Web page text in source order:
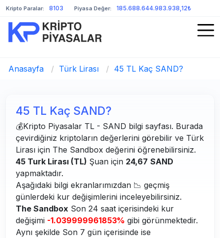
Kripto Paralar: 8103 Piyasa Değer: 185.688.644.983.938,12₺
Anasayfa / Türk Lirası / 45 TL Kaç SAND?
45 TL Kaç SAND?
💰Kripto Piyasalar TL - SAND bilgi sayfası. Burada
çevirdiğiniz kriptoların değerlerini görebilir ve Türk
Lirası için The Sandbox değerini öğrenebilirsiniz.
45 Turk Lirası (TL) Şuan için 24,67 SAND
yapmaktadır.
Aşağıdaki bilgi ekranlarımızdan 📉 geçmiş
günlerdeki kur değişimlerini inceleyebilirsiniz.
The Sandbox Son 24 saat içerisindeki kur
değişimi -1.039999961853% gibi görünmektedir.
Aynı şekilde Son 7 gün içerisinde ise